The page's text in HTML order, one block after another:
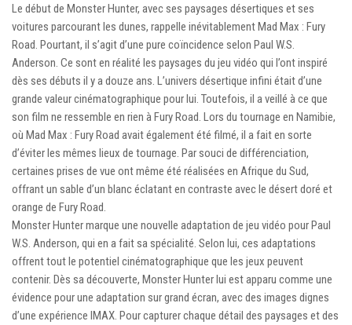
Le début de Monster Hunter, avec ses paysages désertiques et ses
voitures parcourant les dunes, rappelle inévitablement Mad Max : Fury
Road. Pourtant, il s’agit d’une pure coïncidence selon Paul W.S.
Anderson. Ce sont en réalité les paysages du jeu vidéo qui l’ont inspiré
dès ses débuts il y a douze ans. L’univers désertique infini était d’une
grande valeur cinématographique pour lui. Toutefois, il a veillé à ce que
son film ne ressemble en rien à Fury Road. Lors du tournage en Namibie,
où Mad Max : Fury Road avait également été filmé, il a fait en sorte
d’éviter les mêmes lieux de tournage. Par souci de différenciation,
certaines prises de vue ont même été réalisées en Afrique du Sud,
offrant un sable d’un blanc éclatant en contraste avec le désert doré et
orange de Fury Road.
Monster Hunter marque une nouvelle adaptation de jeu vidéo pour Paul
W.S. Anderson, qui en a fait sa spécialité. Selon lui, ces adaptations
offrent tout le potentiel cinématographique que les jeux peuvent
contenir. Dès sa découverte, Monster Hunter lui est apparu comme une
évidence pour une adaptation sur grand écran, avec des images dignes
d’une expérience IMAX. Pour capturer chaque détail des paysages et des